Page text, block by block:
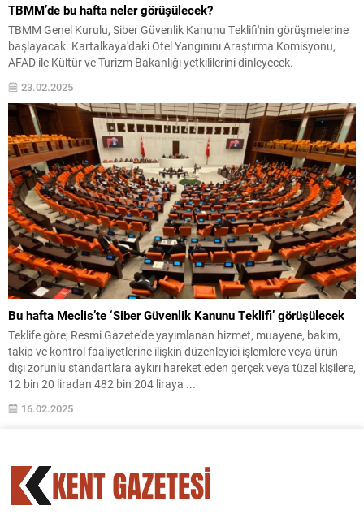
TBMM’de bu hafta neler görüşülecek?
TBMM Genel Kurulu, Siber Güvenlik Kanunu Teklifi'nin görüşmelerine
başlayacak. Kartalkaya'daki Otel Yangınını Araştırma Komisyonu,
AFAD ile Kültür ve Turizm Bakanlığı yetkililerini dinleyecek.
23.02.2025
Bu hafta Meclis’te ‘Siber Güvenlik Kanunu Teklifi’ görüşülecek
Teklife göre; Resmi Gazete'de yayımlanan hizmet, muayene, bakım,
takip ve kontrol faaliyetlerine ilişkin düzenleyici işlemlere veya ürün
dışı zorunlu standartlara aykırı hareket eden gerçek veya tüzel kişilere,
12 bin 20 liradan 482 bin 204 liraya ...
16.02.2025